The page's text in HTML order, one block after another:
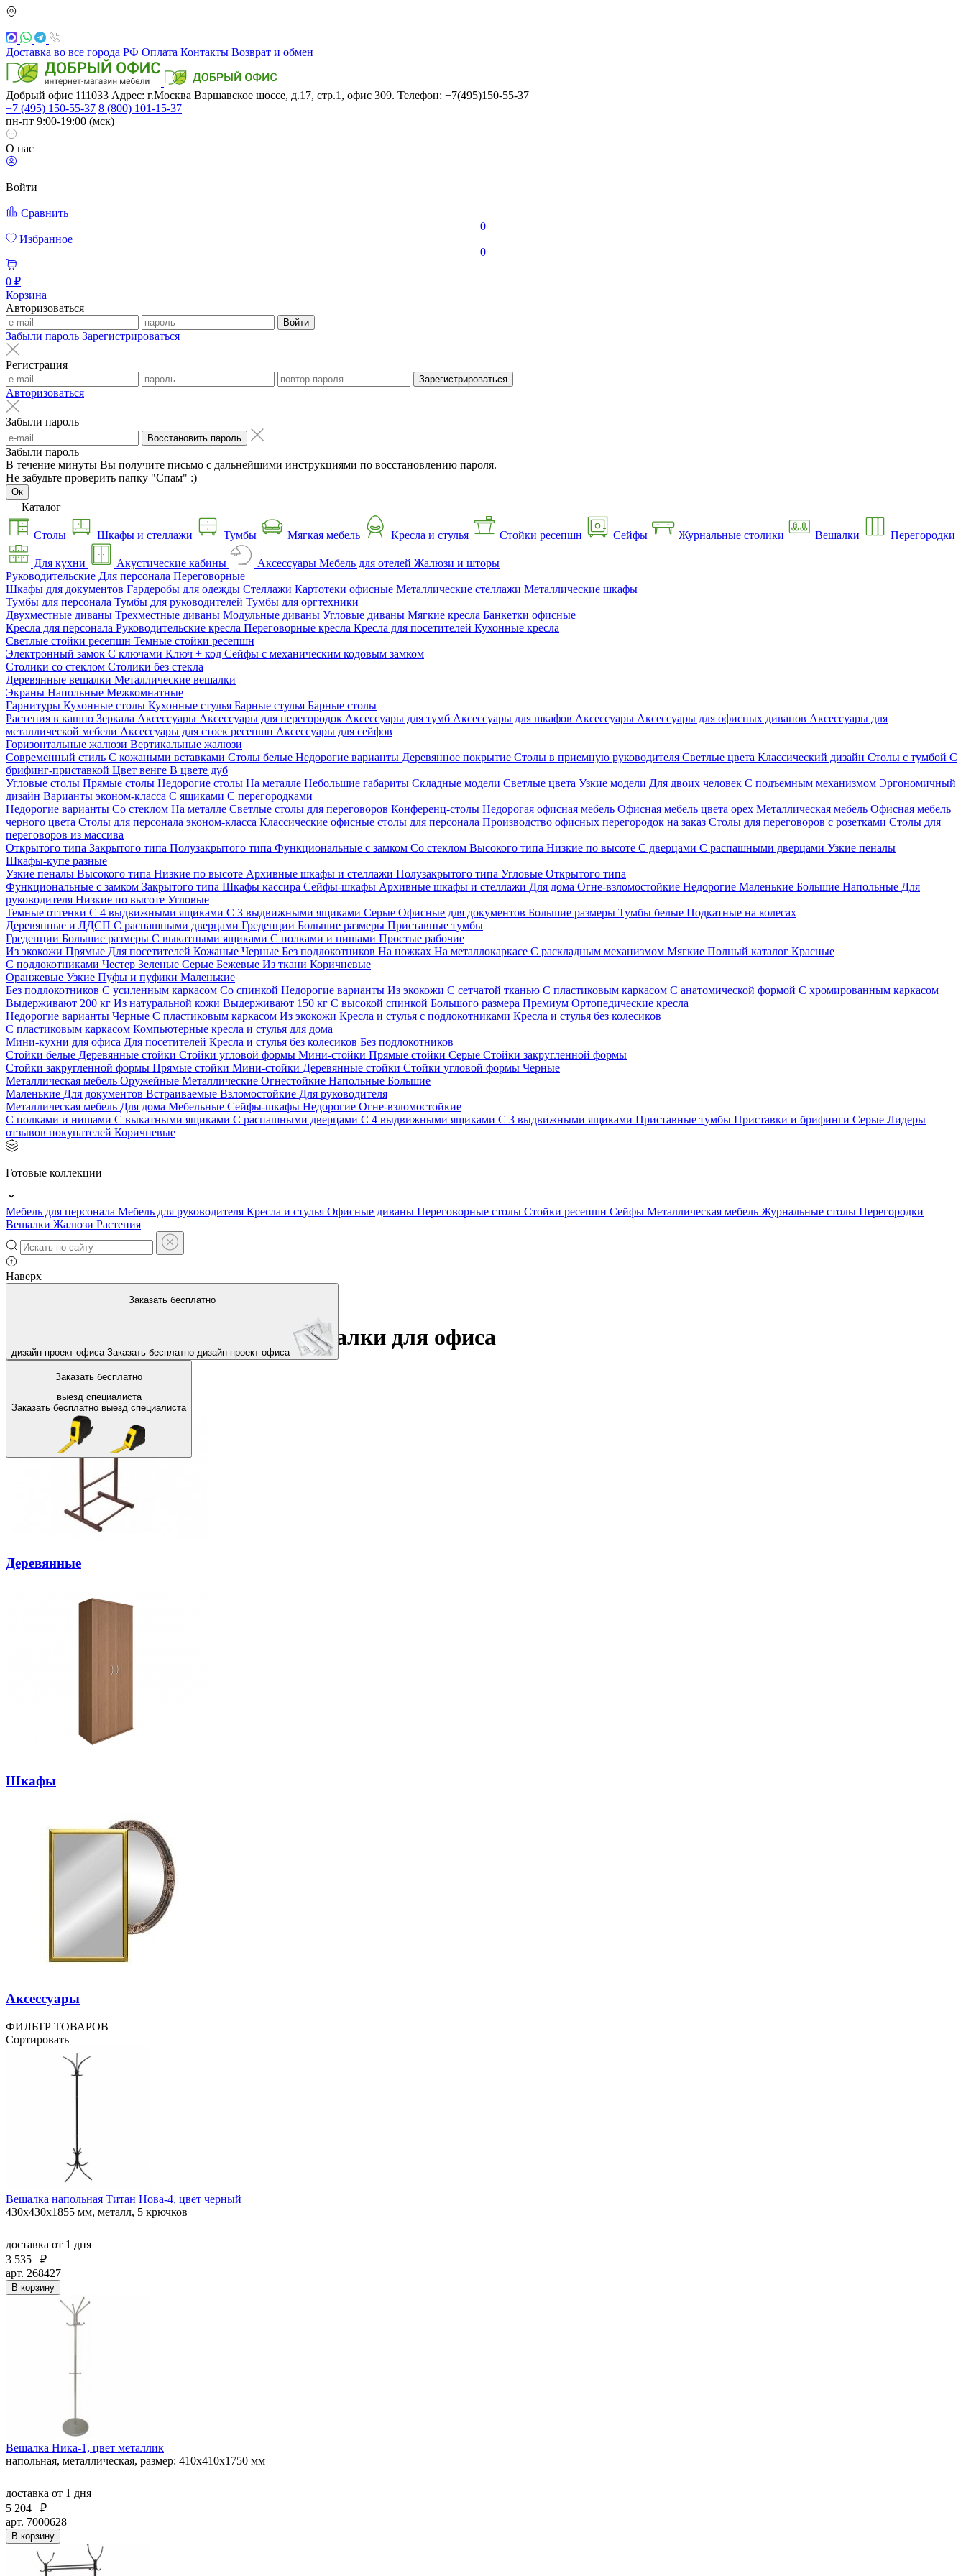
Доставка во все города РФ Оплата Контакты Возврат и обмен
Добрый офис 111033 Адрес: г.Москва Варшавское шоссе, д.17, стр.1, офис 309. Телефон: +7(495)150-55-37
+7 (495) 150-55-37 8 (800) 101-15-37
пн-пт 9:00-19:00 (мск)
О нас
Войти
Сравнить
0
Избранное
0
0 ₽
Корзина
Авторизоваться
Войти
Забыли пароль Зарегистрироваться
Регистрация
Зарегистрироваться
Авторизоваться
Забыли пароль
Восстановить пароль
Забыли пароль
В течение минуты Вы получите письмо с дальнейшими инструкциями по восстановлению пароля.
Не забудьте проверить папку "Спам" :)
Ок
Каталог
Столы Шкафы и стеллажи Тумбы Мягкая мебель Кресла и стулья Стойки ресепшн Сейфы Журнальные столики Вешалки Перегородки
Для кухни Акустические кабины Аксессуары Мебель для отелей Жалюзи и шторы
Руководительские Для персонала Переговорные
Шкафы для документов Гардеробы для одежды Стеллажи Картотеки офисные Металлические стеллажи Металлические шкафы
Тумбы для персонала Тумбы для руководителей Тумбы для оргтехники
Двухместные диваны Трехместные диваны Модульные диваны Угловые диваны Мягкие кресла Банкетки офисные
Кресла для персонала Руководительские кресла Переговорные кресла Кресла для посетителей Кухонные кресла
Светлые стойки ресепшн Темные стойки ресепшн
Электронный замок С ключами Ключ + код Сейфы с механическим кодовым замком
Столики со стеклом Столики без стекла
Деревянные вешалки Металлические вешалки
Экраны Напольные Межкомнатные
Гарнитуры Кухонные столы Кухонные стулья Барные стулья Барные столы
Растения в кашпо Зеркала Аксессуары Аксессуары для перегородок Аксессуары для тумб Аксессуары для шкафов Аксессуары Аксессуары для офисных диванов Аксессуары для
металлической мебели Аксессуары для стоек ресепшн Аксессуары для сейфов
Горизонтальные жалюзи Вертикальные жалюзи
Современный стиль С кожаными вставками Столы белые Недорогие варианты Деревянное покрытие Столы в приемную руководителя Светлые цвета Классический дизайн Столы с тумбой С
брифинг-приставкой Цвет венге В цвете дуб
Угловые столы Прямые столы Недорогие столы На металле Небольшие габариты Складные модели Светлые цвета Узкие модели Для двоих человек С подъемным механизмом Эргономичный
дизайн Варианты эконом-класса С ящиками С перегородками
Недорогие варианты Со стеклом На металле Светлые столы для переговоров Конференц-столы Недорогая офисная мебель Офисная мебель цвета орех Металлическая мебель Офисная мебель
черного цвета Столы для персонала эконом-класса Классические офисные столы для персонала Производство офисных перегородок на заказ Столы для переговоров с розетками Столы для
переговоров из массива
Открытого типа Закрытого типа Полузакрытого типа Функциональные с замком Со стеклом Высокого типа Низкие по высоте С дверцами С распашными дверцами Узкие пеналы
Шкафы-купе разные
Узкие пеналы Высокого типа Низкие по высоте Архивные шкафы и стеллажи Полузакрытого типа Угловые Открытого типа
Функциональные с замком Закрытого типа Шкафы кассира Сейфы-шкафы Архивные шкафы и стеллажи Для дома Огне-взломостойкие Недорогие Маленькие Большие Напольные Для
руководителя Низкие по высоте Угловые
Темные оттенки С 4 выдвижными ящиками С 3 выдвижными ящиками Серые Офисные для документов Большие размеры Тумбы белые Подкатные на колесах
Деревянные и ЛДСП С распашными дверцами Греденции Большие размеры Приставные тумбы
Греденции Большие размеры С выкатными ящиками С полками и нишами Простые рабочие
Из экокожи Прямые Для посетителей Кожаные Черные Без подлокотников На ножках На металлокаркасе С раскладным механизмом Мягкие Полный каталог Красные
С подлокотниками Честер Зеленые Серые Бежевые Из ткани Коричневые
Оранжевые Узкие Пуфы и пуфики Маленькие
Без подлокотников С усиленным каркасом Со спинкой Недорогие варианты Из экокожи С сетчатой тканью С пластиковым каркасом С анатомической формой С хромированным каркасом
Выдерживают 200 кг Из натуральной кожи Выдерживают 150 кг С высокой спинкой Большого размера Премиум Ортопедические кресла
Недорогие варианты Черные С пластиковым каркасом Из экокожи Кресла и стулья с подлокотниками Кресла и стулья без колесиков
С пластиковым каркасом Компьютерные кресла и стулья для дома
Мини-кухни для офиса Для посетителей Кресла и стулья без колесиков Без подлокотников
Стойки белые Деревянные стойки Стойки угловой формы Мини-стойки Прямые стойки Серые Стойки закругленной формы
Стойки закругленной формы Прямые стойки Мини-стойки Деревянные стойки Стойки угловой формы Черные
Металлическая мебель Оружейные Металлические Огнестойкие Напольные Большие
Маленькие Для документов Встраиваемые Взломостойкие Для руководителя
Металлическая мебель Для дома Мебельные Сейфы-шкафы Недорогие Огне-взломостойкие
С полками и нишами С выкатными ящиками С распашными дверцами С 4 выдвижными ящиками С 3 выдвижными ящиками Приставные тумбы Приставки и брифинги Серые Лидеры
отзывов покупателей Коричневые
Готовые коллекции
Мебель для персонала Мебель для руководителя Кресла и стулья Офисные диваны Переговорные столы Стойки ресепшн Сейфы Металлическая мебель Журнальные столы Перегородки
Вешалки Жалюзи Растения
Наверх
Заказать бесплатно
дизайн-проект офиса Заказать бесплатно дизайн-проект офиса
Заказать бесплатно
выезд специалиста
Заказать бесплатно выезд специалиста
На главную
Напольные металлические вешалки для офиса
Деревянные
Шкафы
Аксессуары
ФИЛЬТР ТОВАРОВ
Сортировать
Вешалка напольная Титан Нова-4, цвет черный
430х430х1855 мм, металл, 5 крючков
доставка от 1 дня
3 535
₽
арт. 268427
В корзину
Вешалка Ника-1, цвет металлик
напольная, металлическая, размер: 410х410х1750 мм
доставка от 1 дня
5 204
₽
арт. 7000628
В корзину